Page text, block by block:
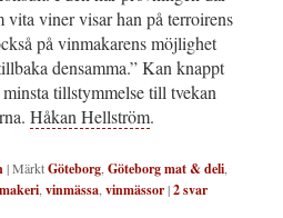
vita viner visar han på terroirens
på vinmakarens möjlighet
densamma.” Kan knappt
tillstymmelse till tvekan
Håkan Hellström.
|MärktGöteborg,Göteborg mat & deli,
,vinmässa,vinmässor|2svar